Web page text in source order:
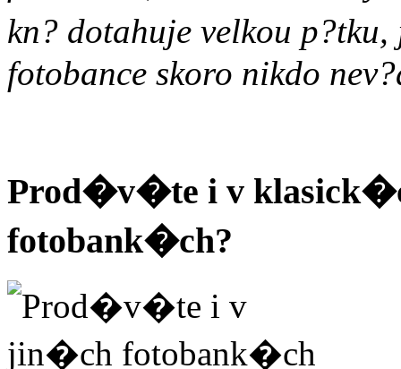
kn? dotahuje velkou
fotobance skoro nikdo
Prod�v�te i v
fotobank�ch?